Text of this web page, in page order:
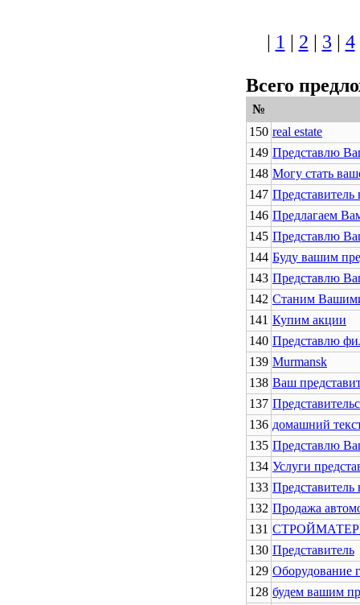
| 1 | 2 | 3 | 4
Всего
№
150 real estate
149 Представлю
148 Могу стать
147
146 Предлагаем
145 Представлю
144 Буду вашим
143 Представлю
142 Станим
141 Купим акции
140 Представлю
139 Murmansk
138 Ваш
137
136 домашний
135 Представлю
134 Услуги
133
132 Продажа
131
130 Представитель
129 Оборудование
128 будем вашим